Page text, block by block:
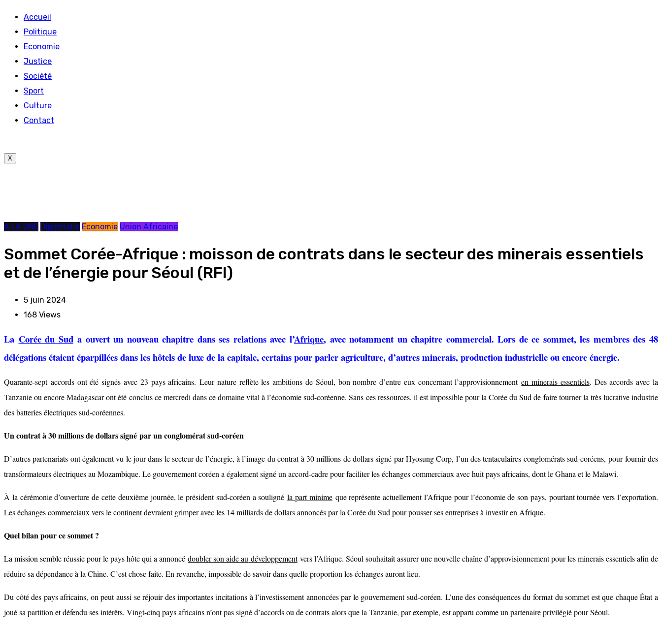
Accueil
Politique
Economie
Justice
Société
Sport
Culture
Contact
X
A LA UNE Diplomatie Economie Union Africaine
Sommet Corée-Afrique : moisson de contrats dans le secteur des minerais essentiels
et de l’énergie pour Séoul (RFI)
5 juin 2024
168 Views
La Corée du Suda ouvert un nouveau chapitre dans ses relations avec l’Afrique, avec notamment un chapitre commercial. Lors de ce sommet, les membres des 48
délégations étaient éparpillées dans les hôtels de luxe de la capitale, certains pour parler agriculture, d’autres minerais, production industrielle ou encore énergie.
Quarante-sept accords ont été signés avec 23 pays africains. Leur nature reflète les ambitions de Séoul, bon nombre d’entre eux concernant l’approvisionnementen minerais essentiels. Des accords avec la
Tanzanie ou encore Madagascar ont été conclus ce mercredi dans ce domaine vital à l’économie sud-coréenne. Sans ces ressources, il est impossible pour la Corée du Sud de faire tourner la très lucrative industrie
des batteries électriques sud-coréennes.
Un contrat à 30 millions de dollars signé par un conglomérat sud-coréen
D’autres partenariats ont également vu le jour dans le secteur de l’énergie, à l’image du contrat à 30 millions de dollars signé par Hyosung Corp, l’un des tentaculaires conglomérats sud-coréens, pour fournir des
transformateurs électriques au Mozambique. Le gouvernement coréen a également signé un accord-cadre pour faciliter les échanges commerciaux avec huit pays africains, dont le Ghana et le Malawi.
À la cérémonie d’ouverture de cette deuxième journée, le président sud-coréen a soulignéla part minimeque représente actuellement l’Afrique pour l’économie de son pays, pourtant tournée vers l’exportation.
Les échanges commerciaux vers le continent devraient grimper avec les 14 milliards de dollars annoncés par la Corée du Sud pour pousser ses entreprises à investir en Afrique.
Quel bilan pour ce sommet ?
La mission semble réussie pour le pays hôte qui a annoncédoubler son aide au développementvers l’Afrique. Séoul souhaitait assurer une nouvelle chaîne d’approvisionnement pour les minerais essentiels afin de
réduire sa dépendance à la Chine. C’est chose faite. En revanche, impossible de savoir dans quelle proportion les échanges auront lieu.
Du côté des pays africains, on peut aussi se réjouir des importantes incitations à l’investissement annoncées par le gouvernement sud-coréen. L’une des conséquences du format du sommet est que chaque État a
joué sa partition et défendu ses intérêts. Vingt-cinq pays africains n’ont pas signé d’accords ou de contrats alors que la Tanzanie, par exemple, est apparu comme un partenaire privilégié pour Séoul.